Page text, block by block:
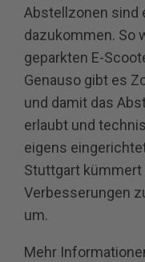
Abstellzonen sind
dazukommen. So
geparkten E-
Genauso gibt es
und damit das
erlaubt und
eigens
Stuttgart
Verbesserungen
um.
Mehr